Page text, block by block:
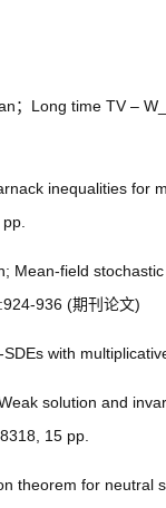
； Long time TV –
inequalities for
Mean-field
936 (期刊论文)
with
solution and
15 pp.
theorem for